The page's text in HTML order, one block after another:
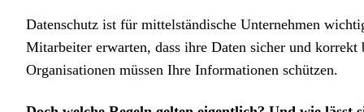
Datenschutz ist für mittelständische Unternehmen
Mitarbeiter erwarten, dass ihre Daten sicher und korrekt
Organisationen müssen Ihre Informationen schützen.